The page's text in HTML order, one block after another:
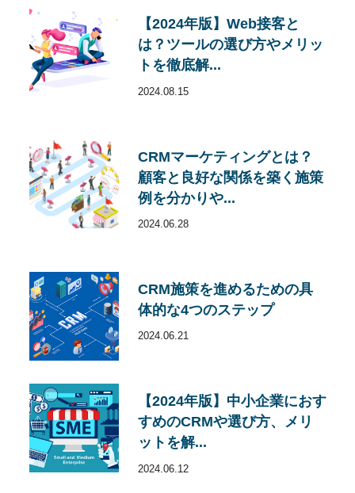
【2024年版】Web接客と
は？ツールの選び方やメリッ
トを徹底解...
2024.08.15
CRMマーケティングとは？
顧客と良好な関係を築く施策
例を分かりや...
2024.06.28
CRM施策を進めるための具
体的な4つのステップ
2024.06.21
【2024年版】中小企業におす
すめのCRMや選び方、メリ
ットを解...
2024.06.12